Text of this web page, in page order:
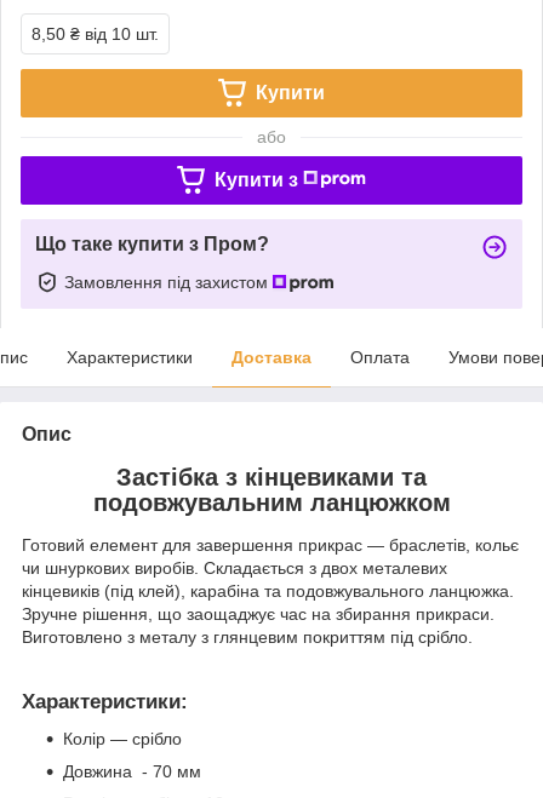
8,50 ₴ від 10 шт.
Купити
або
Купити з
Що таке купити з Пром?
Замовлення під захистом
Характеристики Доставка Оплата Умови
Опис
Застібка з кінцевиками та
подовжувальним ланцюжком
Готовий елемент для завершення прикрас — браслетів, кольє
чи шнуркових виробів. Складається з двох металевих
кінцевиків (під клей), карабіна та подовжувального ланцюжка.
Зручне рішення, що заощаджує час на збирання прикраси.
Виготовлено з металу з глянцевим покриттям під срібло.
Характеристики:
Колір — срібло
Довжина - 70 мм